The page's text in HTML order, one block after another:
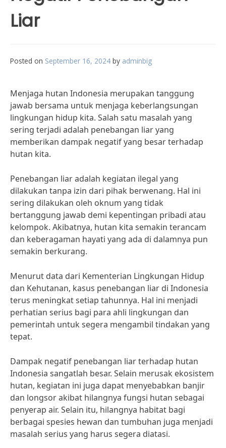
Liar
Posted on September 16, 2024 by adminbig
Menjaga hutan Indonesia merupakan tanggung
jawab bersama untuk menjaga keberlangsungan
lingkungan hidup kita. Salah satu masalah yang
sering terjadi adalah penebangan liar yang
memberikan dampak negatif yang besar terhadap
hutan kita.
Penebangan liar adalah kegiatan ilegal yang
dilakukan tanpa izin dari pihak berwenang. Hal ini
sering dilakukan oleh oknum yang tidak
bertanggung jawab demi kepentingan pribadi atau
kelompok. Akibatnya, hutan kita semakin terancam
dan keberagaman hayati yang ada di dalamnya pun
semakin berkurang.
Menurut data dari Kementerian Lingkungan Hidup
dan Kehutanan, kasus penebangan liar di Indonesia
terus meningkat setiap tahunnya. Hal ini menjadi
perhatian serius bagi para ahli lingkungan dan
pemerintah untuk segera mengambil tindakan yang
tepat.
Dampak negatif penebangan liar terhadap hutan
Indonesia sangatlah besar. Selain merusak ekosistem
hutan, kegiatan ini juga dapat menyebabkan banjir
dan longsor akibat hilangnya fungsi hutan sebagai
penyerap air. Selain itu, hilangnya habitat bagi
berbagai spesies hewan dan tumbuhan juga menjadi
masalah serius yang harus segera diatasi.